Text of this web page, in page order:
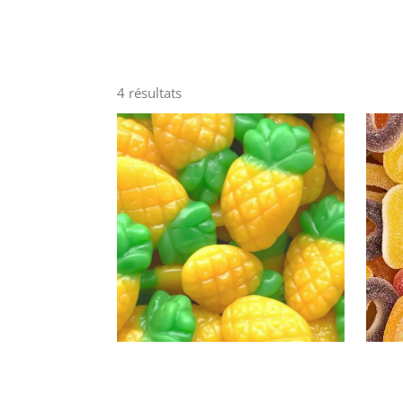
4 résultats